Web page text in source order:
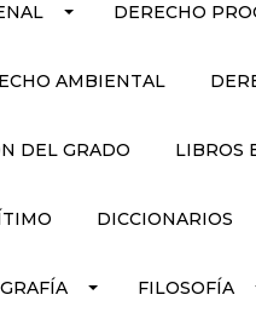
DERECHO
AMBIENTAL
DEL GRADO LIBROS
DICCIONARIOS
FILOSOFÍA